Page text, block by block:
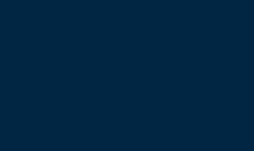
les poèmes qui composent
Vents de l’esprit,
d’offrir une
à cette œuvre
décennies. Toute…